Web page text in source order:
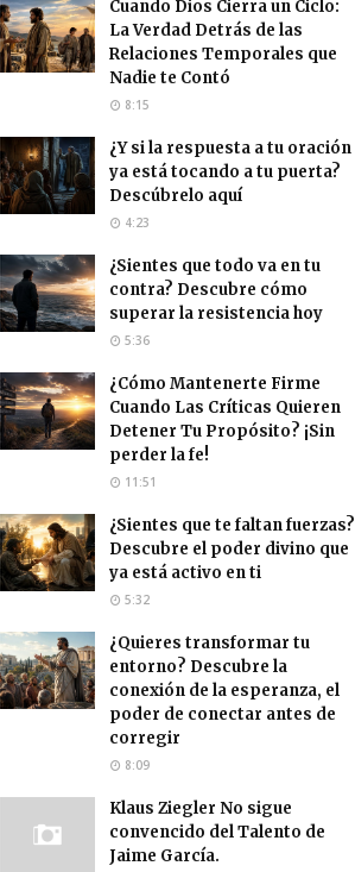
Cuando Dios Cierra un Ciclo:
La Verdad Detrás de las
Relaciones Temporales que
Nadie te Contó
8:15
¿Y si la respuesta a tu oración
ya está tocando a tu puerta?
Descúbrelo aquí
4:23
¿Sientes que todo va en tu
contra? Descubre cómo
superar la resistencia hoy
5:36
¿Cómo Mantenerte Firme
Cuando Las Críticas Quieren
Detener Tu Propósito? ¡Sin
perder la fe!
11:51
¿Sientes que te faltan fuerzas?
Descubre el poder divino que
ya está activo en ti
5:32
¿Quieres transformar tu
entorno? Descubre la
conexión de la esperanza, el
poder de conectar antes de
corregir
8:09
Klaus Ziegler No sigue
convencido del Talento de
Jaime García.